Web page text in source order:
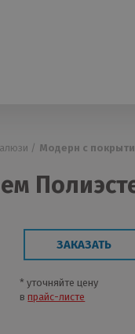
/ Модерн с
ЗАКАЗАТЬ
* уточняйте цену
впрайс-листе